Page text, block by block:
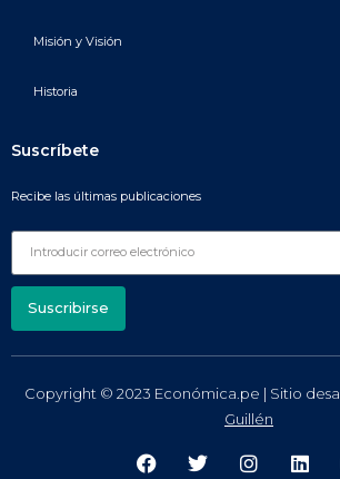
Misión y Visión
Historia
Suscríbete
Recibe las últimas publicaciones
Suscribirse
Copyright © 2023 Económica.pe | Sitio
Guillén